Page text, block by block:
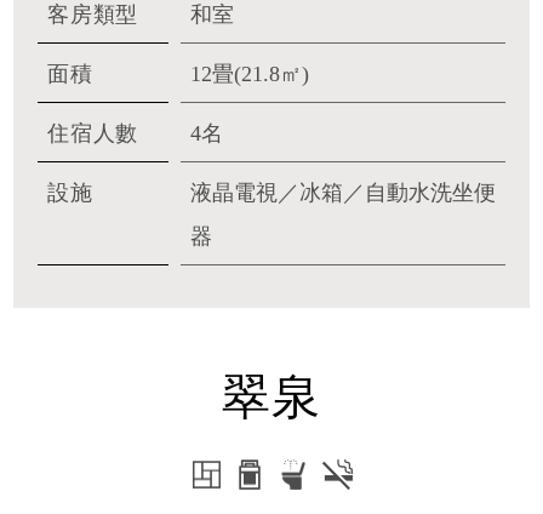
客房類型 和室
面積 12畳(21.8㎡)
住宿人數 4名
設施
液晶電視／冰箱／自動水洗坐便
器
翠泉